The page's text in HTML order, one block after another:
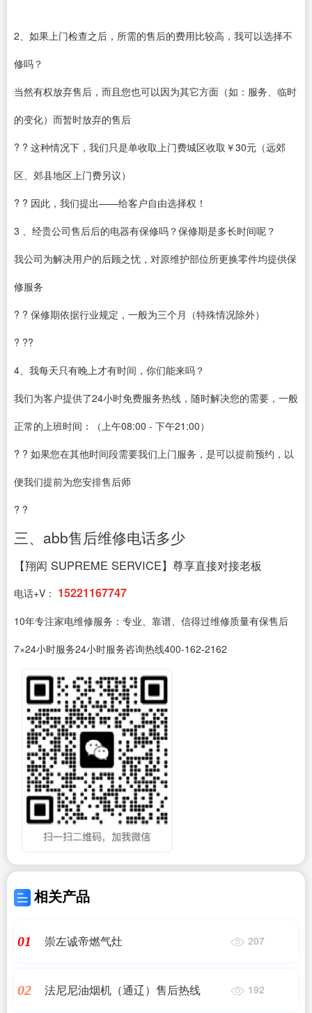
2、如果上门检查之后，所需的售后的费用比较高，我可以选择不
修吗？
当然有权放弃售后，而且您也可以因为其它方面（如：服务、临时
的变化）而暂时放弃的售后
? ? 这种情况下，我们只是单收取上门费城区收取￥30元（远郊
区、郊县地区上门费另议）
? ? 因此，我们提出——给客户自由选择权！
3 、经贵公司售后后的电器有保修吗？保修期是多长时间呢？
我公司为解决用户的后顾之忧，对原维护部位所更换零件均提供保
修服务
? ? 保修期依据行业规定，一般为三个月（特殊情况除外）
? ??
4、我每天只有晚上才有时间，你们能来吗？
我们为客户提供了24小时免费服务热线，随时解决您的需要，一般
正常的上班时间：（上午08:00 - 下午21:00）
? ? 如果您在其他时间段需要我们上门服务，是可以提前预约，以
便我们提前为您安排售后师
? ?
三、abb售后维修电话多少
【翔闳 SUPREME SERVICE】尊享直接对接老板
电话+V： 15221167747
10年专注家电维修服务：专业、靠谱、信得过维修质量有保售后
7×24小时服务24小时服务咨询热线400-162-2162
相关产品
01 崇左诚帝燃气灶 207
02 法尼尼油烟机（通辽）售后热线 192